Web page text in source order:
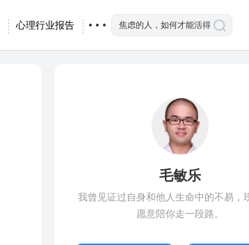
心理行业报告
毛敏乐
我曾见证过自身和他人生命中的不易，
愿意陪你走一段路。